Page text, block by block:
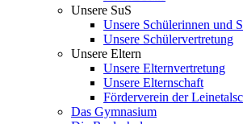
Unsere SuS
Unsere Schülerinnen und
Unsere Schülervertretung
Unsere Eltern
Unsere Elternvertretung
Unsere Elternschaft
Förderverein der
Das Gymnasium